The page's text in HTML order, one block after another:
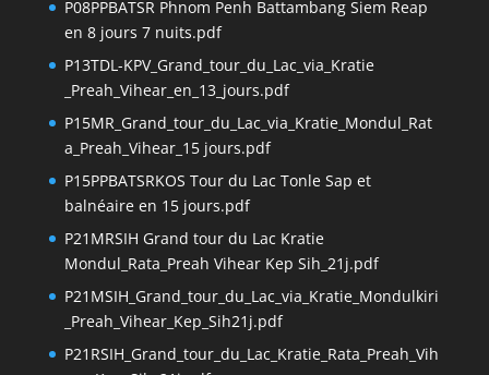
P08PPBATSR Phnom Penh Battambang Siem Reap
en 8 jours 7 nuits.pdf
P13TDL-KPV_Grand_tour_du_Lac_via_Kratie
_Preah_Vihear_en_13_jours.pdf
P15MR_Grand_tour_du_Lac_via_Kratie_Mondul_Rat
a_Preah_Vihear_15 jours.pdf
P15PPBATSRKOS Tour du Lac Tonle Sap et
balnéaire en 15 jours.pdf
P21MRSIH Grand tour du Lac Kratie
Mondul_Rata_Preah Vihear Kep Sih_21j.pdf
P21MSIH_Grand_tour_du_Lac_via_Kratie_Mondulkiri
_Preah_Vihear_Kep_Sih21j.pdf
P21RSIH_Grand_tour_du_Lac_Kratie_Rata_Preah_Vih